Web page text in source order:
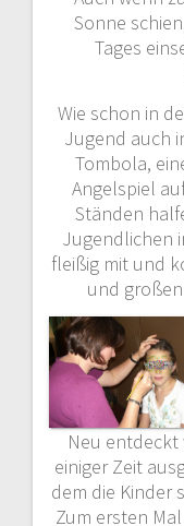
Sonne
Tages
Wie schon in
Jugend auch
Tombola,
Angelspiel
Ständen
Jugendlichen
fleißig mit und
und
Neu entdeckt
einiger Zeit
dem die Kinder
Zum ersten